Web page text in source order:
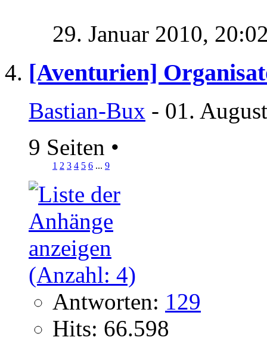
29. Januar 2010,
[Aventurien]
Bastian-Bux - 01.
9 Seiten •
1 2 3 4 5 6 ... 9
Antworten: 129
Hits: 66.598